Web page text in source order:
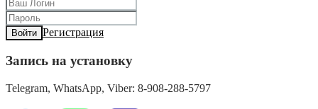
Войти Регистрация
Запись на установку
Telegram, WhatsApp, Viber: 8-908-288-5797